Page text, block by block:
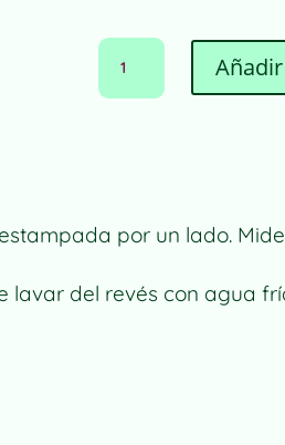
BOLSA
DE
MANO
por un lado. Mide
lavar del revés con agua